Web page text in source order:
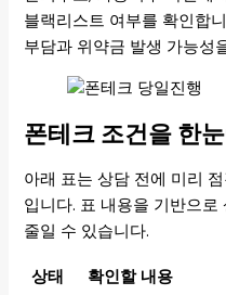
블랙리스트 여부를 확인합
부담과 위약금 발생 가능성
폰테크 조건을 한
아래 표는 상담 전에 미리
입니다. 표 내용을 기반으
줄일 수 있습니다.
상태 확인할 내용